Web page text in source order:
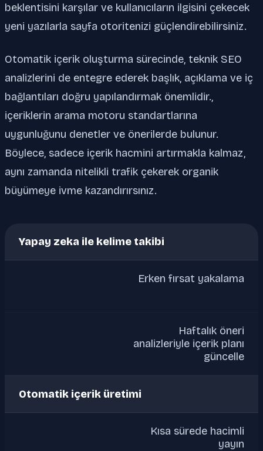
beklentisini karşılar ve kullanıcıların ilgisini çekecek
yeni yazılarla sayfa otoritenizi güçlendirebilirsiniz.
Otomatik içerik oluşturma sürecinde, teknik SEO
analizlerini de entegre ederek başlık, açıklama ve iç
bağlantıları doğru yapılandırmak önemlidir.,
içeriklerin arama motoru standartlarına
uygunluğunu denetler ve önerilerde bulunur.
Böylece, sadece içerik hacmini artırmakla kalmaz,
aynı zamanda nitelikli trafik çekerek organik
büyümeye ivme kazandırırsınız.
Yapay zeka ile kelime takibi
Erken fırsat yakalama
Haftalık öneri
analizleriyle içerik planı
güncelle
Otomatik içerik üretimi
Kısa sürede hacimli
yayın